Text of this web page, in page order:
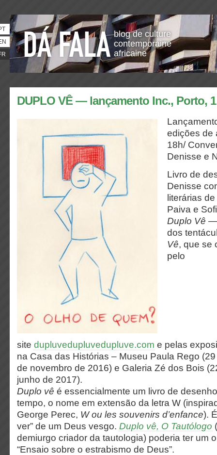
blog de culture
contemporaine
africaine
DUPLO VÊ — lançamento Inc., Porto,
edições de
18h/
Denisse e
Livro de
Denisse
literárias
Paiva e
Duplo Vê
dos
Vê, que se
pelo
site dupluvedupluvedupluve.com e pelas
na Casa das Histórias – Museu Paula Rego
de novembro de 2016) e Galeria Zé dos Bois
junho de 2017).
Duplo vê é essencialmente um livro de
tempo, o nome em extensão da letra W
George Perec, W ou les souvenirs d’enfance).
ver” de um Deus vesgo. Duplo vê, O Tautólogo
demiurgo criador da tautologia) poderia ter um
“Ensaio sobre o estrabismo de Deus”.